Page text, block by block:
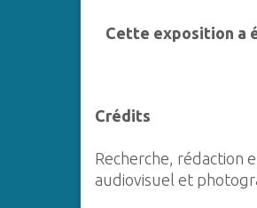
Cette exposition a
Crédits
Recherche, rédaction
audiovisuel et